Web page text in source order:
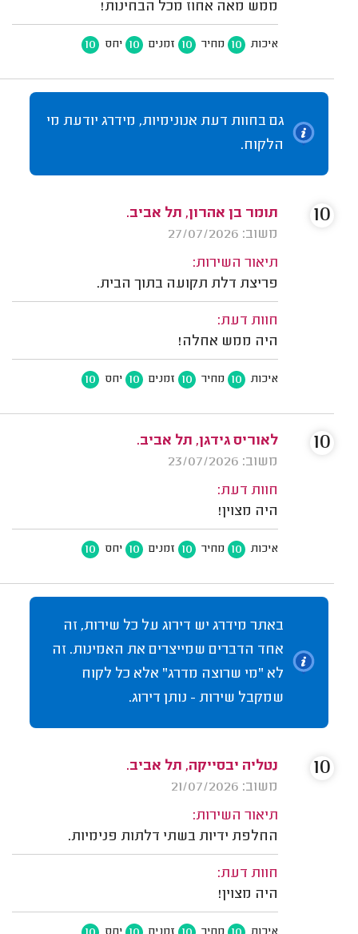
ממש מאה אחוז מכל הבחינות!
איכות 10 מחיר 10 זמנים 10 יחס 10
גם בחוות דעת אנונימיות, מידרג יודעת מי
הלקוח.
תומר בן אהרון, תל אביב.
משוב: 27/07/2026
תיאור השירות:
פריצת דלת תקועה בתוך הבית.
חוות דעת:
היה ממש אחלה!
איכות 10 מחיר 10 זמנים 10 יחס 10
10
לאוריס גידגן, תל אביב.
משוב: 23/07/2026
חוות דעת:
היה מצוין!
איכות 10 מחיר 10 זמנים 10 יחס 10
10
באתר מידרג יש דירוג על כל שירות, זה
אחד הדברים שמייצרים את האמינות. זה
לא "מי שרוצה מדרג" אלא כל לקוח
שמקבל שירות - נותן דירוג.
נטליה יבסייקה, תל אביב.
משוב: 21/07/2026
תיאור השירות:
החלפת ידיות בשתי דלתות פנימיות.
חוות דעת:
היה מצוין!
10